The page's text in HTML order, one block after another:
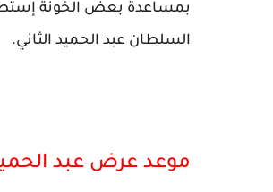
بمساعدة بعض الخونة
السلطان عبد الحميد الثاني.
موعد عرض عبد الحميد